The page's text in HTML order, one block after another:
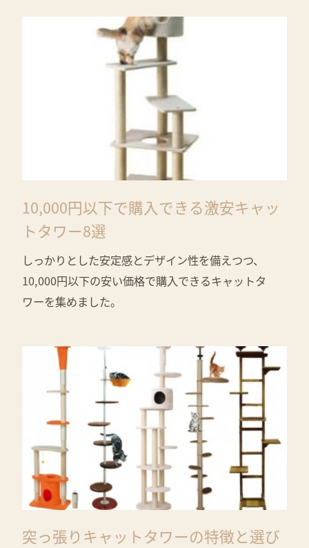
10,000円以下で購入できる激安キャッ
トタワー8選
しっかりとした安定感とデザイン性を備えつつ、
10,000円以下の安い価格で購入できるキャットタ
ワーを集めました。
突っ張りキャットタワーの特徴と選び